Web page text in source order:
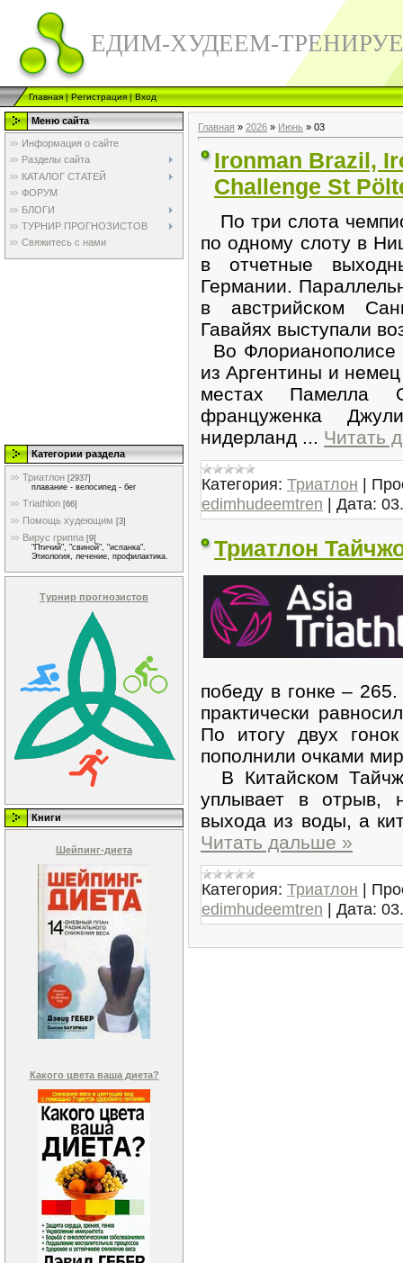
ЕДИМ-ХУДЕЕМ-
Главная|Регистрация|Вход
Меню сайта
Информация о сайте
Разделы сайта
КАТАЛОГ СТАТЕЙ
ФОРУМ
БЛОГИ
ТУРНИР ПРОГНОЗИСТОВ
Свяжитесь с нами
Категории раздела
Триатлон [2937]
плавание - велосипед - бег
Triathlon [66]
Помощь худеющим [3]
Вирус гриппа [9]
"Птичий", "свиной", "испанка".
Этиология, лечение, профилактика.
Турнир прогнозистов
Книги
Шейпинг-диета
Какого цвета ваша диета?
Главная » 2026 » Июнь » 03
Ironman Brazil,
Challenge St
По три слота
по одному слоту в
в отчетные
Германии.
в австрийском
Гавайях выступали
Во
из Аргентины и
местах Памелла
француженка
нидерланд ... Читать
Категория: Триатлон |
edimhudeemtren | Дата:
Триатлон
победу в гонке –
практически
По итогу двух
пополнили очками
В Китайском
уплывает в отрыв,
выхода из воды, а
Читать дальше »
Категория: Триатлон |
edimhudeemtren | Дата: